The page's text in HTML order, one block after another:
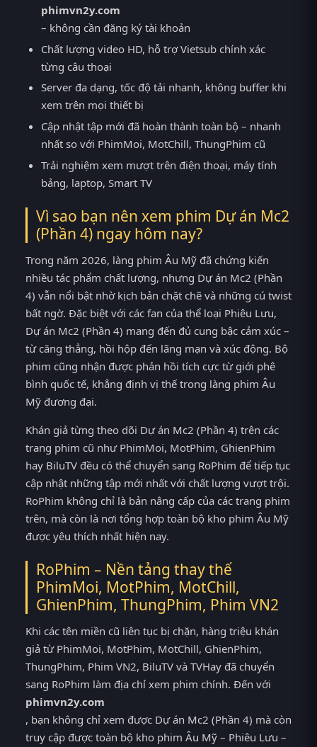
phimvn2y.com
– không cần đăng ký tài khoản
Chất lượng video HD, hỗ trợ Vietsub chính xác
từng câu thoại
Server đa dạng, tốc độ tải nhanh, không buffer khi
xem trên mọi thiết bị
Cập nhật tập mới đã hoàn thành toàn bộ – nhanh
nhất so với PhimMoi, MotChill, ThungPhim cũ
Trải nghiệm xem mượt trên điện thoại, máy tính
bảng, laptop, Smart TV
Vì sao bạn nên xem phim Dự án Mc2
(Phần 4) ngay hôm nay?
Trong năm 2026, làng phim Âu Mỹ đã chứng kiến
nhiều tác phẩm chất lượng, nhưng Dự án Mc2 (Phần
4) vẫn nổi bật nhờ kịch bản chặt chẽ và những cú twist
bất ngờ. Đặc biệt với các fan của thể loại Phiêu Lưu,
Dự án Mc2 (Phần 4) mang đến đủ cung bậc cảm xúc –
từ căng thẳng, hồi hộp đến lãng mạn và xúc động. Bộ
phim cũng nhận được phản hồi tích cực từ giới phê
bình quốc tế, khẳng định vị thế trong làng phim Âu
Mỹ đương đại.
Khán giả từng theo dõi Dự án Mc2 (Phần 4) trên các
trang phim cũ như PhimMoi, MotPhim, GhienPhim
hay BiluTV đều có thể chuyển sang RoPhim để tiếp tục
cập nhật những tập mới nhất với chất lượng vượt trội.
RoPhim không chỉ là bản nâng cấp của các trang phim
trên, mà còn là nơi tổng hợp toàn bộ kho phim Âu Mỹ
được yêu thích nhất hiện nay.
RoPhim – Nền tảng thay thế
PhimMoi, MotPhim, MotChill,
GhienPhim, ThungPhim, Phim VN2
Khi các tên miền cũ liên tục bị chặn, hàng triệu khán
giả từ PhimMoi, MotPhim, MotChill, GhienPhim,
ThungPhim, Phim VN2, BiluTV và TVHay đã chuyển
sang RoPhim làm địa chỉ xem phim chính. Đến với
phimvn2y.com
, bạn không chỉ xem được Dự án Mc2 (Phần 4) mà còn
truy cập được toàn bộ kho phim Âu Mỹ – Phiêu Lưu –